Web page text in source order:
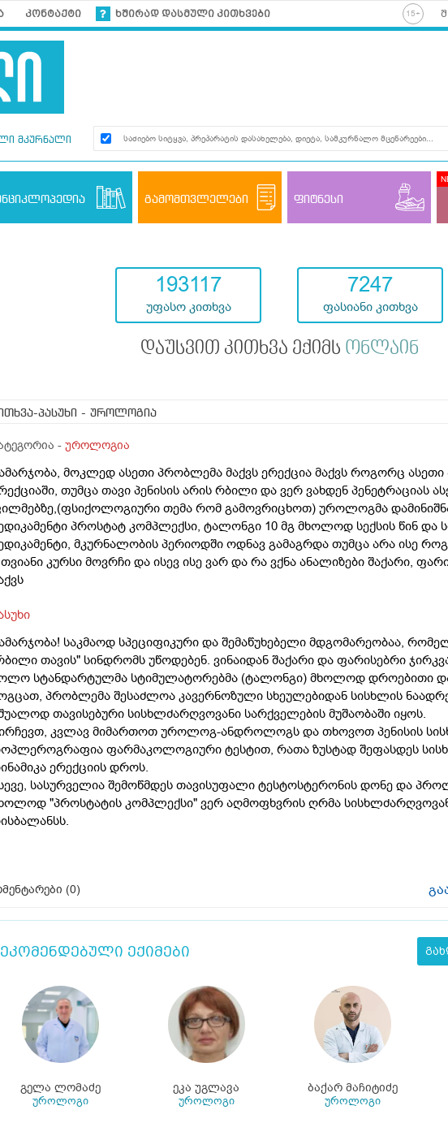
კონტაქტი ხშირად დასმული კითხვები
მკურნალი
გამომთვლელები ფიტნესი
193117
უფასო კითხვა
7247
ფასიანი კითხვა
დაუსვით კითხვა ექიმს ონლაინ
პასუხი - უროლოგია
- უროლოგია
მოკლედ ასეთი პრობლემა მაქვს ერექცია მაქვს როგორც ასეთი
თუმცა თავი პენისის არის რბილი და ვერ ვახდენ პენეტრაციას
თემა რომ გამოვრიცხოთ) უროლოგმა
პროსტატ კომპლექსი, ტალონგი 10 მგ მხოლოდ სექსის წინ და
მკურნალობის პერიოდში ოდნავ გამაგრდა თუმცა არა ისე
კურსი მოვრჩი და ისევ ისე ვარ და რა ვქნა ანალიზები შაქარი,
საკმაოდ სპეციფიკური და შემაწუხებელი მდგომარეობაა,
თავის" სინდრომს უწოდებენ. ვინაიდან შაქარი და ფარისებრი
სტანდარტულმა სტიმულატორებმა (ტალონგი) მხოლოდ დროებითი
პრობლემა შესაძლოა კავერნოზული სხეულებიდან სისხლის
თავისებური სისხლძარღვოვანი სარქველების მუშაობაში იყოს.
კვლავ მიმართოთ უროლოგ-ანდროლოგს და თხოვოთ პენისის
ფარმაკოლოგიური ტესტით, რათა ზუსტად შეფასდეს
ერექციის დროს.
სასურველია შემოწმდეს თავისუფალი ტესტოსტერონის დონე და
"პროსტატის კომპლექსი" ვერ აღმოფხვრის ღრმა
(0)
ექიმები
გელა ლომაძე
უროლოგი
ეკა უგლავა
უროლოგი
ბაქარ მაჩიტიძე
უროლოგი